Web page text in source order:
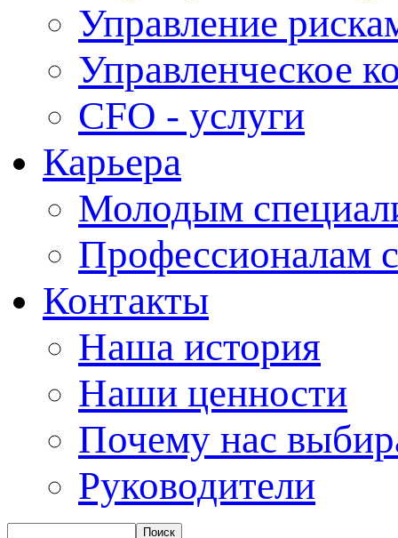
Управление
Управленческое
CFO - услуги
Карьера
Молодым
Профессионалам
Контакты
Наша история
Наши ценности
Почему нас
Руководители